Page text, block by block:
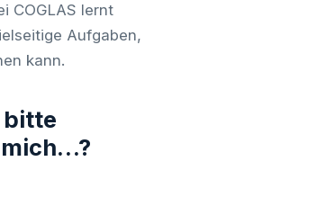
COGLAS lernt
Aufgaben,
kann.
bitte
mich…?